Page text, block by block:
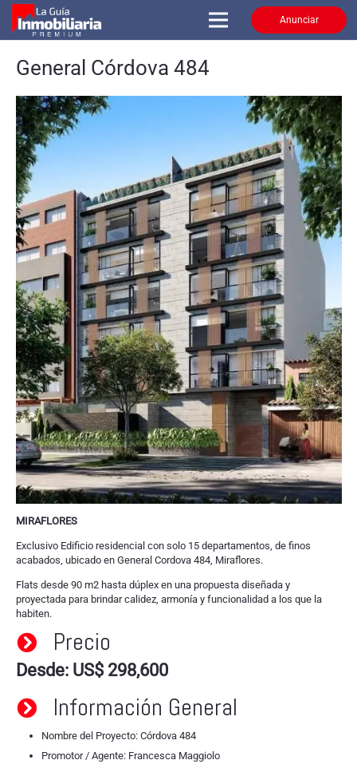
Anunciar
General Córdova 484
MIRAFLORES
Exclusivo Edificio residencial con solo 15 departamentos, de finos
acabados, ubicado en General Cordova 484, Miraflores.
Flats desde 90 m2 hasta dúplex en una propuesta diseñada y
proyectada para brindar calidez, armonía y funcionalidad a los que la
habiten.
Precio
Desde: US$ 298,600
Información General
Nombre del Proyecto: Córdova 484
Promotor / Agente: Francesca Maggiolo